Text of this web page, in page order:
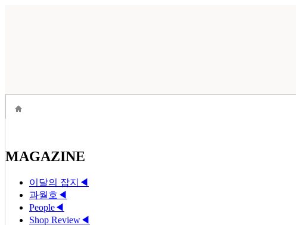
MAGAZINE
이달의 잡지 ◀
과월호 ◀
People◀
Shop Review◀